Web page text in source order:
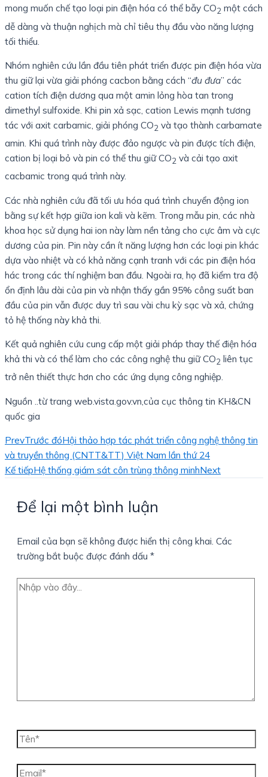
mong muốn chế tạo loại pin điện hóa có thể bẫy CO2 một cách
dễ dàng và thuận nghịch mà chỉ tiêu thụ đầu vào năng lượng
tối thiểu.
Nhóm nghiên cứu lần đầu tiên phát triển được pin điện hóa vừa
thu giữ lại vừa giải phóng cacbon bằng cách “đu đưa” các
cation tích điện dương qua một amin lỏng hòa tan trong
dimethyl sulfoxide. Khi pin xả sạc, cation Lewis mạnh tương
tác với axit carbamic, giải phóng CO2 và tạo thành carbamate
amin. Khi quá trình này được đảo ngược và pin được tích điện,
cation bị loại bỏ và pin có thể thu giữ CO2 và cải tạo axit
cacbamic trong quá trình này.
Các nhà nghiên cứu đã tối ưu hóa quá trình chuyển động ion
bằng sự kết hợp giữa ion kali và kẽm. Trong mẫu pin, các nhà
khoa học sử dụng hai ion này làm nền tảng cho cực âm và cực
dương của pin. Pin này cần ít năng lượng hơn các loại pin khác
dựa vào nhiệt và có khả năng cạnh tranh với các pin điện hóa
hác trong các thí nghiệm ban đầu. Ngoài ra, họ đã kiểm tra độ
ổn định lâu dài của pin và nhận thấy gần 95% công suất ban
đầu của pin vẫn được duy trì sau vài chu kỳ sạc và xả, chứng
tỏ hệ thống này khả thi.
Kết quả nghiên cứu cung cấp một giải pháp thay thế điện hóa
khả thi và có thể làm cho các công nghệ thu giữ CO2 liên tục
trở nên thiết thực hơn cho các ứng dụng công nghiệp.
Nguồn ..từ trang web.vista.gov.vn,của cục thông tin KH&CN
quốc gia
PrevTrước đóHội thảo hợp tác phát triển công nghệ thông tin
và truyền thông (CNTT&TT) Việt Nam lần thứ 24
Kế tiếpHệ thống giám sát côn trùng thông minhNext
Để lại một bình luận
Email của bạn sẽ không được hiển thị công khai. Các
trường bắt buộc được đánh dấu *
Nhập
Tên*
Email*